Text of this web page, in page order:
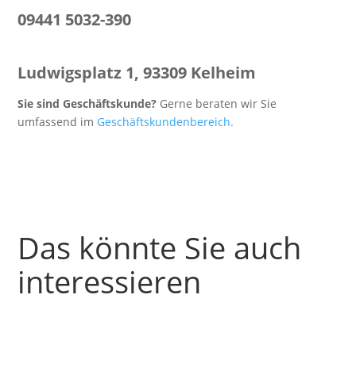
09441 5032-390
Ludwigsplatz 1, 93309 Kelheim
Sie sind Geschäftskunde? Gerne beraten wir Sie
umfassend im Geschäftskundenbereich.
Das könnte Sie auch
interessieren